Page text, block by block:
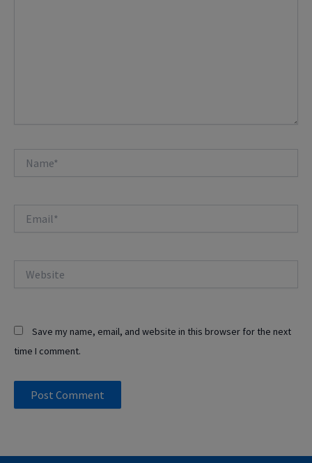
Save my name, email, and website in this browser for the next
time I comment.